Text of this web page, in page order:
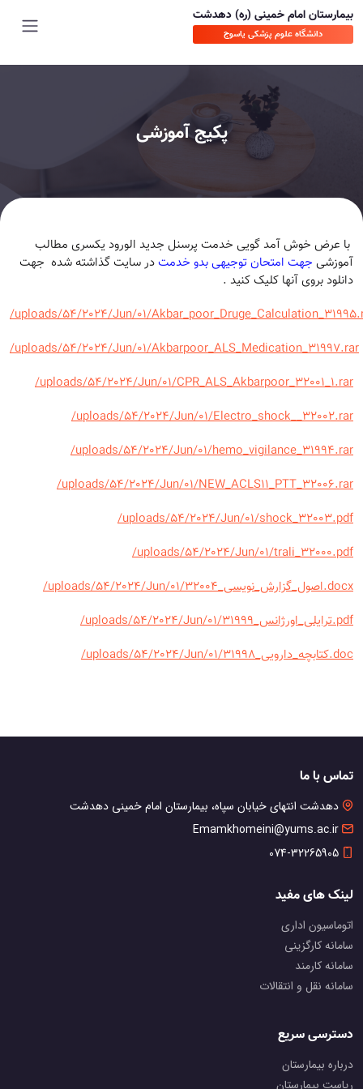
بیمارستان امام خمینی (ره) دهدشت
دانشگاه علوم پزشکی یاسوج
پکیج آموزشی
با عرض خوش آمد گویی خدمت پرسنل جدید الورود یکسری مطالب
آموزشی جهت امتحان توجیهی بدو خدمتدر سایت گذاشته شده جهت
دانلود بروی آنها کلیک کنید .
/uploads/54/2024/Jun/01/
/uploads/54/2024/Jun/01/Akbarpoor_ALS_Medication_31997.rar
/uploads/54/2024/Jun/01/CPR_ALS_Akbarpoor_32001_1.rar
/uploads/54/2024/Jun/01/Electro_shock__32002.rar
/uploads/54/2024/Jun/01/hemo_vigilance_31994.rar
/uploads/54/2024/Jun/01/NEW_ACLS11_PTT_32006.rar
/uploads/54/2024/Jun/01/shock_32003.pdf
/uploads/54/2024/Jun/01/trali_32000.pdf
/uploads/54/2024/Jun/01/اصول_گزارش_نویسی_32004.docx
/uploads/54/2024/Jun/01/ترایلی_اورژانس_31999.pdf
/uploads/54/2024/Jun/01/کتابچه_دارویی_31998.doc
تماس با ما
دهدشت انتهای خیابان سپاه، بیمارستان امام خمینی دهدشت
Emamkhomeini@yums.ac.ir
074-32265905
لینک های مفید
اتوماسیون اداری
سامانه کارگزینی
سامانه کارمند
سامانه نقل و انتقالات
دسترسی سریع
درباره بیمارستان
ریاست بیمارستان